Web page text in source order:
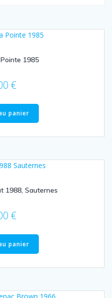
1985
€
panier
1988, Sauternes
€
panier